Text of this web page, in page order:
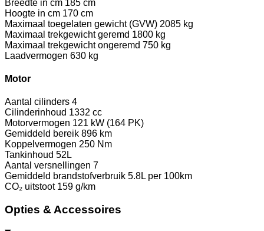
Breedte in cm 185 cm
Hoogte in cm 170 cm
Maximaal toegelaten gewicht (GVW) 2085 kg
Maximaal trekgewicht geremd 1800 kg
Maximaal trekgewicht ongeremd 750 kg
Laadvermogen 630 kg
Motor
Aantal cilinders 4
Cilinderinhoud 1332 cc
Motorvermogen 121 kW (164 PK)
Gemiddeld bereik 896 km
Koppelvermogen 250 Nm
Tankinhoud 52L
Aantal versnellingen 7
Gemiddeld brandstofverbruik 5.8L per 100km
CO₂ uitstoot 159 g/km
Opties & Accessoires